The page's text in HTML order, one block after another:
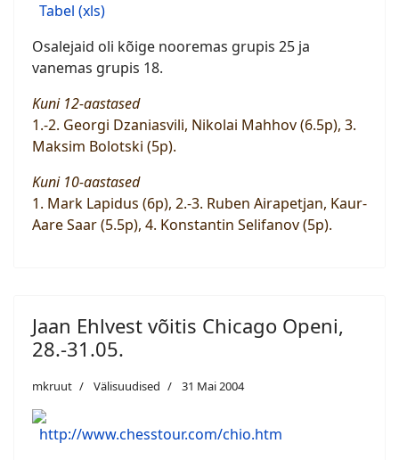
Tabel (xls)
Osalejaid oli kõige nooremas grupis 25 ja
vanemas grupis 18.
Kuni 12-aastased
1.-2. Georgi Dzaniasvili, Nikolai Mahhov (6.5p), 3.
Maksim Bolotski (5p).
Kuni 10-aastased
1. Mark Lapidus (6p), 2.-3. Ruben Airapetjan, Kaur-
Aare Saar (5.5p), 4. Konstantin Selifanov (5p).
Jaan Ehlvest võitis Chicago Openi,
28.-31.05.
mkruut Välisuudised 31 Mai 2004
http://www.chesstour.com/chio.htm